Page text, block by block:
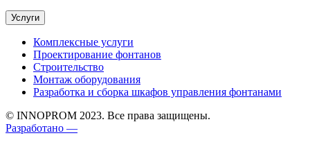
Услуги
Комплексные услуги
Проектирование фонтанов
Строительство
Монтаж оборудования
Разработка и сборка шкафов управления фонтанами
© INNOPROM 2023. Все права защищены.
Разработано —